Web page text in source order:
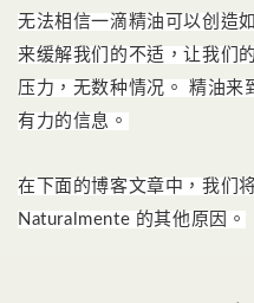
无法相信一滴精油可以创造
来缓解我们的不适，让我们
压力，无数种情况。 精油来
有力的信息。
在下面的博客文章中，我们
Naturalmente 的其他原因。